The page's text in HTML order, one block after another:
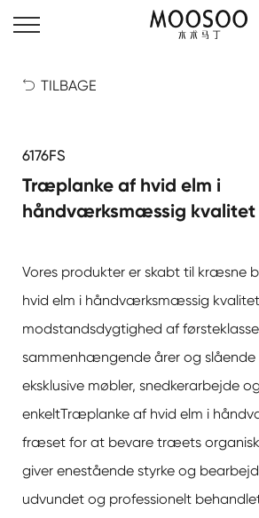
 TILBAGE
6176FS
Træplanke af hvid elm i
håndværksmæssig kvalitet
Vores produkter er skabt til kræsne
hvid elm i håndværksmæssig kvalitet
modstandsdygtighed af
sammenhængende årer og
eksklusive møbler, snedkerarbejde
enkeltTræplanke af hvid elm i
fræset for at bevare træets
giver enestående styrke og
udvundet og professionelt